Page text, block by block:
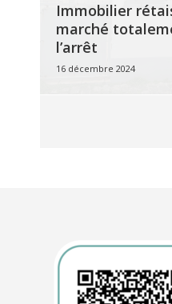
Immobilier
marché
l’arrêt
16 décembre 2024